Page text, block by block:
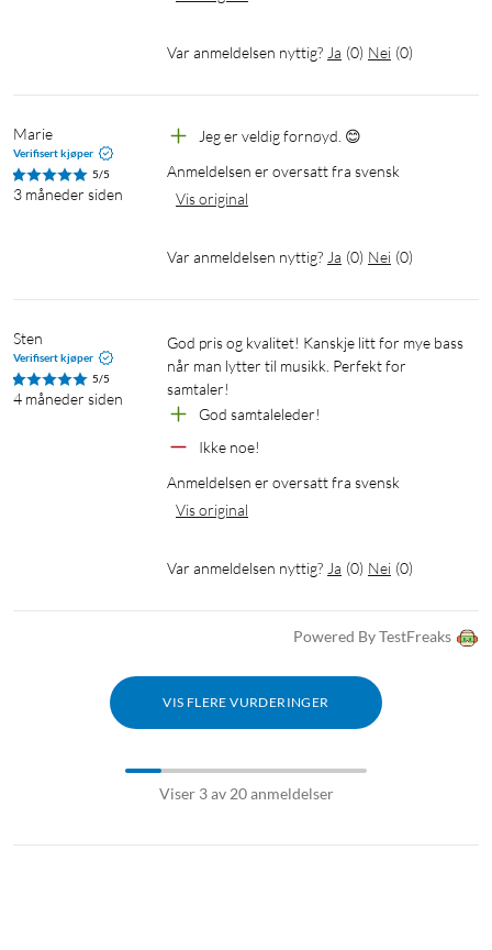
Var anmeldelsen nyttig? Ja (0) Nei (0)
Marie
Verifisert kjøper
5/5
3 måneder siden
Jeg er veldig fornøyd. 😊
Anmeldelsen er oversatt fra svensk
Vis original
Var anmeldelsen nyttig? Ja (0) Nei (0)
Sten
Verifisert kjøper
5/5
4 måneder siden
God pris og kvalitet! Kanskje litt for mye bass
når man lytter til musikk. Perfekt for
samtaler!
God samtaleleder!
Ikke noe!
Anmeldelsen er oversatt fra svensk
Vis original
Var anmeldelsen nyttig? Ja (0) Nei (0)
Powered By TestFreaks
VIS FLERE VURDERINGER
Viser 3 av 20 anmeldelser